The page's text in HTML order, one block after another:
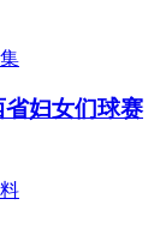
省妇女们球赛